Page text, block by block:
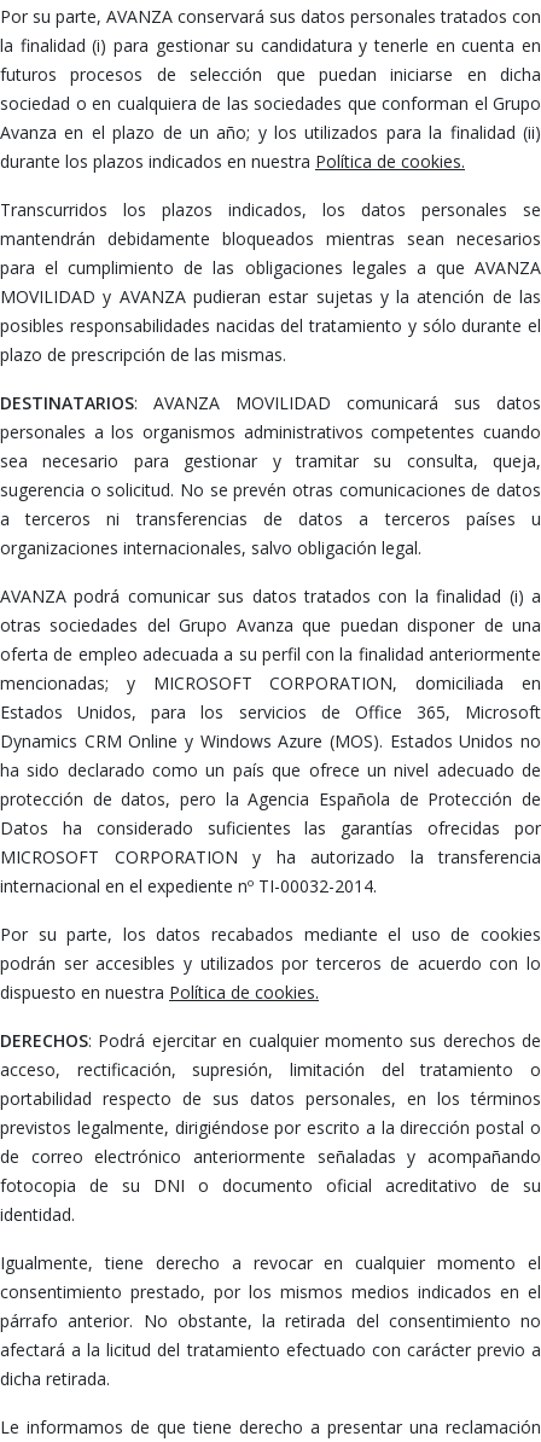
Por su parte, AVANZA conservará sus datos personales tratados con
la finalidad (i) para gestionar su candidatura y tenerle en cuenta en
futuros procesos de selección que puedan iniciarse en dicha
sociedad o en cualquiera de las sociedades que conforman el Grupo
Avanza en el plazo de un año; y los utilizados para la finalidad (ii)
durante los plazos indicados en nuestra Política de cookies.
Transcurridos los plazos indicados, los datos personales se
mantendrán debidamente bloqueados mientras sean necesarios
para el cumplimiento de las obligaciones legales a que AVANZA
MOVILIDAD y AVANZA pudieran estar sujetas y la atención de las
posibles responsabilidades nacidas del tratamiento y sólo durante el
plazo de prescripción de las mismas.
DESTINATARIOS: AVANZA MOVILIDAD comunicará sus datos
personales a los organismos administrativos competentes cuando
sea necesario para gestionar y tramitar su consulta, queja,
sugerencia o solicitud. No se prevén otras comunicaciones de datos
a terceros ni transferencias de datos a terceros países u
organizaciones internacionales, salvo obligación legal.
AVANZA podrá comunicar sus datos tratados con la finalidad (i) a
otras sociedades del Grupo Avanza que puedan disponer de una
oferta de empleo adecuada a su perfil con la finalidad anteriormente
mencionadas; y MICROSOFT CORPORATION, domiciliada en
Estados Unidos, para los servicios de Office 365, Microsoft
Dynamics CRM Online y Windows Azure (MOS). Estados Unidos no
ha sido declarado como un país que ofrece un nivel adecuado de
protección de datos, pero la Agencia Española de Protección de
Datos ha considerado suficientes las garantías ofrecidas por
MICROSOFT CORPORATION y ha autorizado la transferencia
internacional en el expediente nº TI-00032-2014.
Por su parte, los datos recabados mediante el uso de cookies
podrán ser accesibles y utilizados por terceros de acuerdo con lo
dispuesto en nuestra Política de cookies.
DERECHOS: Podrá ejercitar en cualquier momento sus derechos de
acceso, rectificación, supresión, limitación del tratamiento o
portabilidad respecto de sus datos personales, en los términos
previstos legalmente, dirigiéndose por escrito a la dirección postal o
de correo electrónico anteriormente señaladas y acompañando
fotocopia de su DNI o documento oficial acreditativo de su
identidad.
Igualmente, tiene derecho a revocar en cualquier momento el
consentimiento prestado, por los mismos medios indicados en el
párrafo anterior. No obstante, la retirada del consentimiento no
afectará a la licitud del tratamiento efectuado con carácter previo a
dicha retirada.
Le informamos de que tiene derecho a presentar una reclamación